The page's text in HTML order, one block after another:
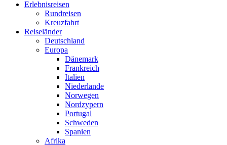
Erlebnisreisen
Rundreisen
Kreuzfahrt
Reiseländer
Deutschland
Europa
Dänemark
Frankreich
Italien
Niederlande
Norwegen
Nordzypern
Portugal
Schweden
Spanien
Afrika